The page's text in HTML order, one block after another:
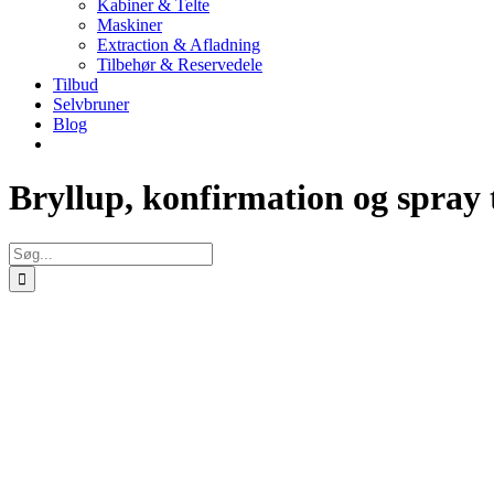
Kabiner & Telte
Maskiner
Extraction & Afladning
Tilbehør & Reservedele
Tilbud
Selvbruner
Blog
Bryllup, konfirmation og spray
Søg
efter: